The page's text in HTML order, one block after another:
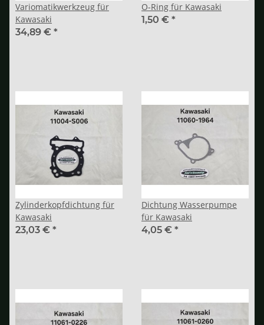
Variomatikwerkzeug für
Kawasaki
34,89 € *
O-Ring für Kawasaki
1,50 € *
Zylinderkopfdichtung für
Kawasaki
23,03 € *
Dichtung Wasserpumpe
für Kawasaki
4,05 € *